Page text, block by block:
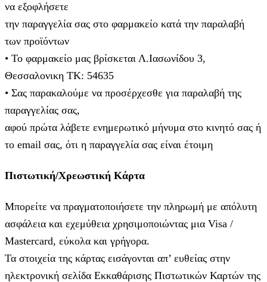
να εξοφλήσετε
την παραγγελία σας στο φαρμακείο κατά την παραλαβή
των προϊόντων
• Το φαρμακείο μας βρίσκεται Λ.Ιασωνίδου 3,
Θεσσαλονικη ΤΚ: 54635
• Σας παρακαλούμε να προσέρχεσθε για παραλαβή της
παραγγελίας σας,
αφού πρώτα λάβετε ενημερωτικό μήνυμα στο κινητό σας ή
το email σας, ότι η παραγγελία σας είναι έτοιμη
Πιστωτική/Χρεωστική Κάρτα
Μπορείτε να πραγματοποιήσετε την πληρωμή με απόλυτη
ασφάλεια και εχεμύθεια χρησιμοποιώντας μια Visa /
Mastercard, εύκολα και γρήγορα.
Τα στοιχεία της κάρτας εισάγoνται απ’ ευθείας στην
ηλεκτρονική σελίδα Εκκαθάρισης Πιστωτικών Καρτών της